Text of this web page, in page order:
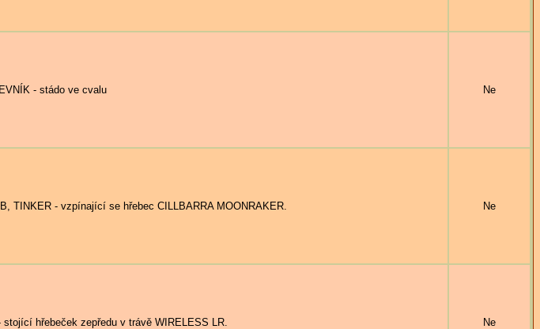
- stádo ve cvalu Ne
TINKER - vzpínající se hřebec CILLBARRA MOONRAKER. Ne
stojící hřebeček zepředu v trávě WIRELESS LR. Ne